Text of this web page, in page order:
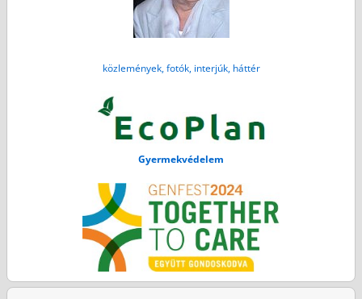
közlemények, fotók, interjúk, háttér
Gyermekvédelem